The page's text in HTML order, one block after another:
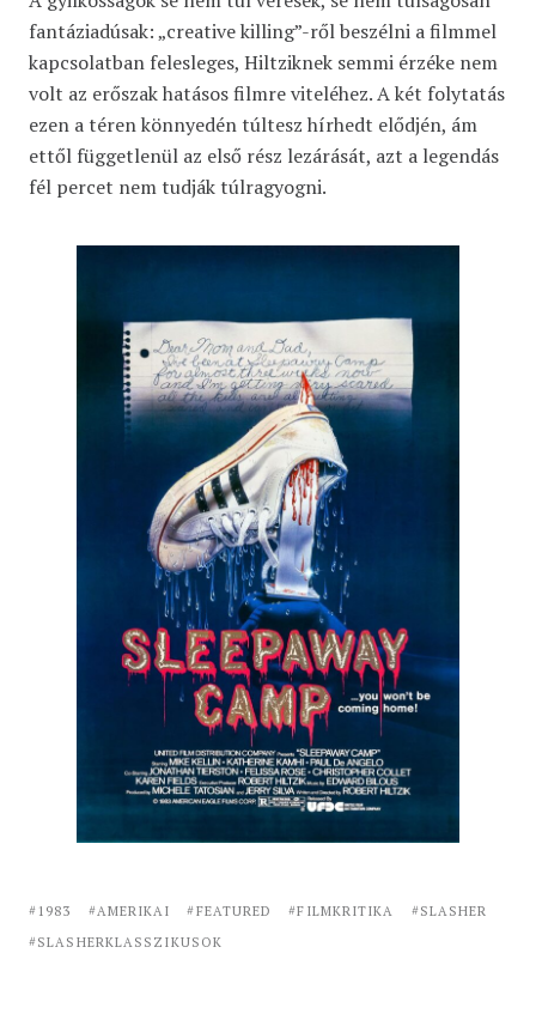
fantáziadúsak: „creative killing”-ről beszélni a filmmel
kapcsolatban felesleges, Hiltziknek semmi érzéke nem
volt az erőszak hatásos filmre viteléhez. A két folytatás
ezen a téren könnyedén túltesz hírhedt elődjén, ám
ettől függetlenül az első rész lezárását, azt a legendás
fél percet nem tudják túlragyogni.
1983 AMERIKAI FEATURED FILMKRITIKA
SLASHER
SLASHERKLASSZIKUSOK